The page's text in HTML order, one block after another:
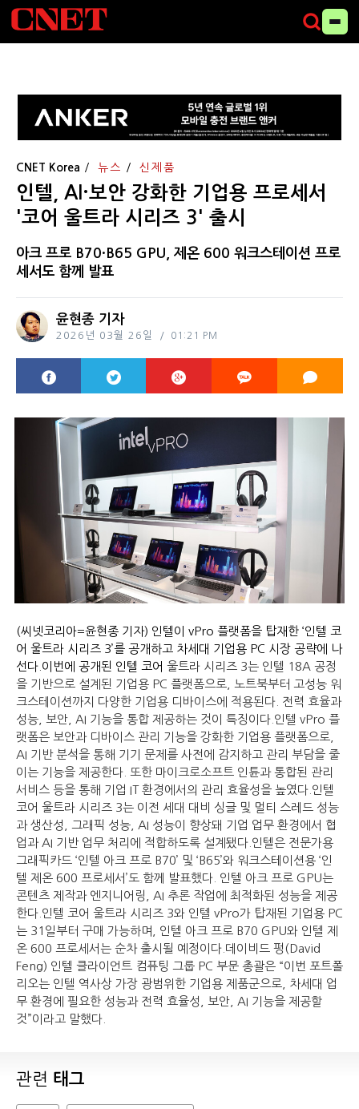
CNET Korea 뉴스 신제품
인텔, AI·보안 강화한 기업용 프로세서
'코어 울트라 시리즈 3' 출시
아크 프로 B70·B65 GPU, 제온 600 워크스테이션 프로
세서도 함께 발표
윤현종 기자
2026년 03월 26일 01:21 PM
(씨넷코리아=윤현종 기자) 인텔이 vPro 플랫폼을 탑재한 ‘인텔 코
어 울트라 시리즈 3’를 공개하고 차세대 기업용 PC 시장 공략에 나
선다.이번에 공개된 인텔 코어 울트라 시리즈 3는 인텔 18A 공정
을 기반으로 설계된 기업용 PC 플랫폼으로, 노트북부터 고성능 워
크스테이션까지 다양한 기업용 디바이스에 적용된다. 전력 효율과
성능, 보안, AI 기능을 통합 제공하는 것이 특징이다.인텔 vPro 플
랫폼은 보안과 디바이스 관리 기능을 강화한 기업용 플랫폼으로,
AI 기반 분석을 통해 기기 문제를 사전에 감지하고 관리 부담을 줄
이는 기능을 제공한다. 또한 마이크로소프트 인튠과 통합된 관리
서비스 등을 통해 기업 IT 환경에서의 관리 효율성을 높였다.인텔
코어 울트라 시리즈 3는 이전 세대 대비 싱글 및 멀티 스레드 성능
과 생산성, 그래픽 성능, AI 성능이 향상돼 기업 업무 환경에서 협
업과 AI 기반 업무 처리에 적합하도록 설계됐다.인텔은 전문가용
그래픽카드 ‘인텔 아크 프로 B70’ 및 ‘B65’와 워크스테이션용 ‘인
텔 제온 600 프로세서’도 함께 발표했다. 인텔 아크 프로 GPU는
콘텐츠 제작과 엔지니어링, AI 추론 작업에 최적화된 성능을 제공
한다.인텔 코어 울트라 시리즈 3와 인텔 vPro가 탑재된 기업용 PC
는 31일부터 구매 가능하며, 인텔 아크 프로 B70 GPU와 인텔 제
온 600 프로세서는 순차 출시될 예정이다. 데이비드 펑(David
Feng) 인텔 클라이언트 컴퓨팅 그룹 PC 부문 총괄은 “이번 포트폴
리오는 인텔 역사상 가장 광범위한 기업용 제품군으로, 차세대 업
무 환경에 필요한 성능과 전력 효율성, 보안, AI 기능을 제공할
것”이라고 말했다.
관련 태그